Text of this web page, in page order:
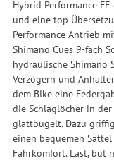
Hybrid Performance
und eine top
Performance Antrieb
Shimano Cues 9-fach
hydraulische Shimano
Verzögern und
dem Bike eine
die Schlaglöcher in
glattbügelt. Dazu
einen bequemen
Fahrkomfort. Last, but